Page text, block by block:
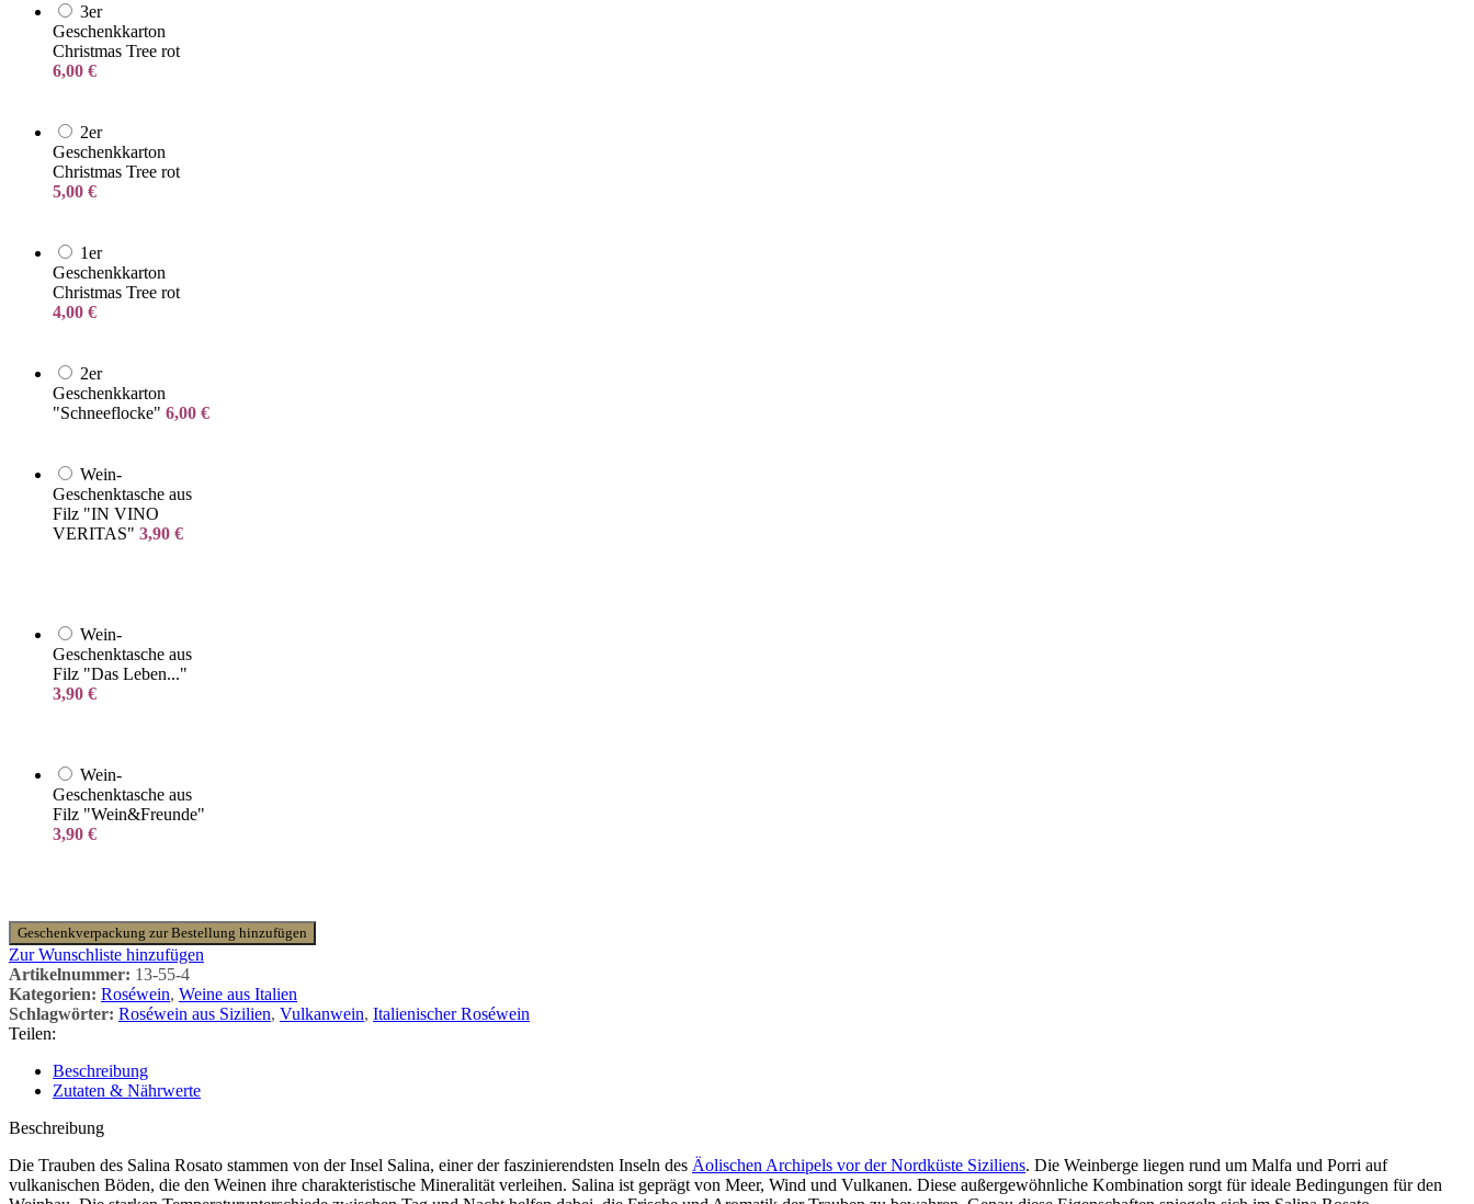
3er
Geschenkkarton
Christmas Tree rot
6,00 €
2er
Geschenkkarton
Christmas Tree rot
5,00 €
1er
Geschenkkarton
Christmas Tree rot
4,00 €
2er
Geschenkkarton
"Schneeflocke" 6,00 €
Wein-
Geschenktasche aus
Filz "IN VINO
VERITAS" 3,90 €
Wein-
Geschenktasche aus
Filz "Das Leben..."
3,90 €
Wein-
Geschenktasche aus
Filz "Wein&Freunde"
3,90 €
Geschenkverpackung zur Bestellung hinzufügen
Zur Wunschliste hinzufügen
Artikelnummer: 13-55-4
Kategorien: Roséwein, Weine aus Italien
Schlagwörter: Roséwein aus Sizilien, Vulkanwein, Italienischer Roséwein
Teilen:
Beschreibung
Zutaten & Nährwerte
Beschreibung
Die Trauben des Salina Rosato stammen von der Insel Salina, einer der faszinierendsten Inseln des Äolischen Archipels vor der Nordküste Siziliens. Die Weinberge liegen rund um Malfa und Porri auf
vulkanischen Böden, die den Weinen ihre charakteristische Mineralität verleihen. Salina ist geprägt von Meer, Wind und Vulkanen. Diese außergewöhnliche Kombination sorgt für ideale Bedingungen für den